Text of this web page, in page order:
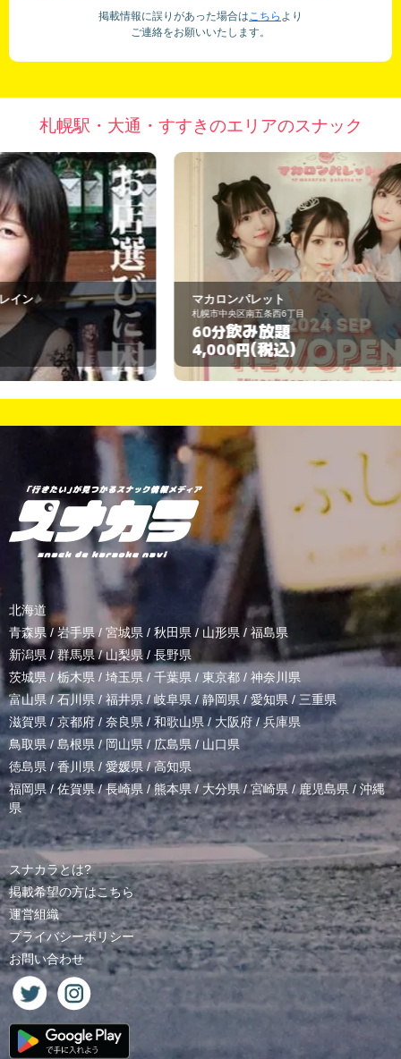
掲載情報に誤りがあった場合はこちら より
ご連絡をお願いいたします。
札幌駅・大通・すすきのエリアのスナック
マカロンパレット
札幌市中央区南五条西6丁目
60分 飲み放題
4,000円(税込)
北海道
青森県 / 岩手県/ 宮城県 / 秋田県 / 山形県/ 福島県
新潟県 /群馬県/山梨県 / 長野県
茨城県 / 栃木県 / 埼玉県 / 千葉県 / 東京都 / 神奈川県
富山県 /石川県/福井県/岐阜県 / 静岡県 / 愛知県 / 三重県
滋賀県 / 京都府 / 奈良県 / 和歌山県/ 大阪府 /兵庫県
鳥取県/ 島根県 /岡山県/ 広島県 / 山口県
徳島県 /香川県 / 愛媛県/高知県
福岡県/佐賀県/長崎県 /熊本県/ 大分県/宮崎県 /鹿児島県 / 沖縄
県
スナカラとは?
掲載希望の方はこちら
運営組織
プライバシーポリシー
お問い合わせ